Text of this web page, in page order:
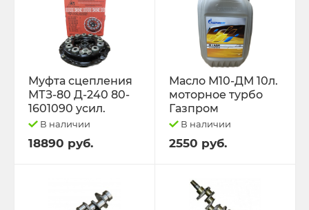
Муфта сцепления
МТЗ-80 Д-240 80-
1601090 усил.
В наличии
18890 руб.
Масло М10-ДМ 10л.
моторное турбо
Газпром
В наличии
2550 руб.